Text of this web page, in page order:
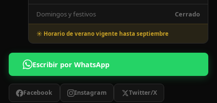
Domingos y festivos Cerrado
☀️ Horario de verano vigente hasta septiembre
Escribir por WhatsApp
Facebook Instagram Twitter/X